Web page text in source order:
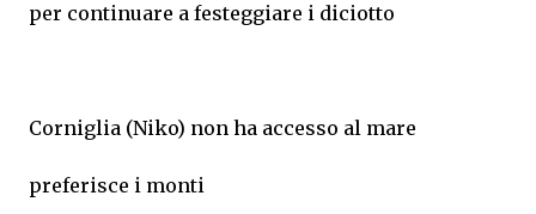
per continuare a festeggiare i diciotto
Corniglia (Niko) non ha accesso al mare
preferisce i monti